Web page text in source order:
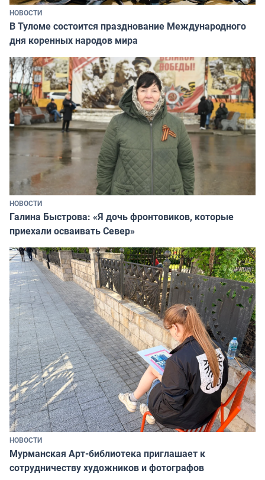
НОВОСТИ
В Туломе состоится празднование Международного
дня коренных народов мира
НОВОСТИ
Галина Быстрова: «Я дочь фронтовиков, которые
приехали осваивать Север»
НОВОСТИ
Мурманская Арт-библиотека приглашает к
сотрудничеству художников и фотографов